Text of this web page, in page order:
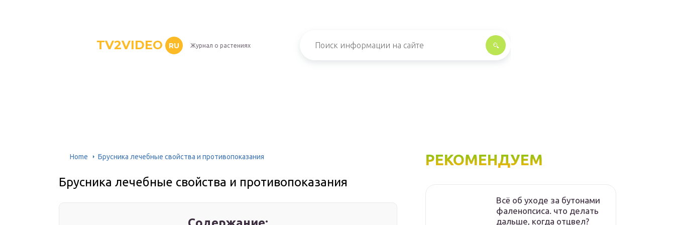
TV2VIDEO RU Журнал о растениях
Home Брусника лечебные свойства и противопоказания
Брусника лечебные свойства и противопоказания
РЕКОМЕНДУЕМ
Всё об уходе за бутонами
фаленопсиса. что делать
дальше, когда отцвел?